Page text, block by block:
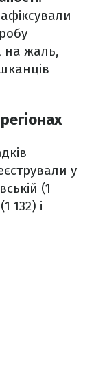
на жаль,
у
(1
132) і